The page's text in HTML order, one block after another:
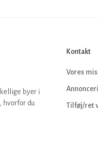
byer i
hvorfor du
Kontakt
Vores
Tilføj/ret